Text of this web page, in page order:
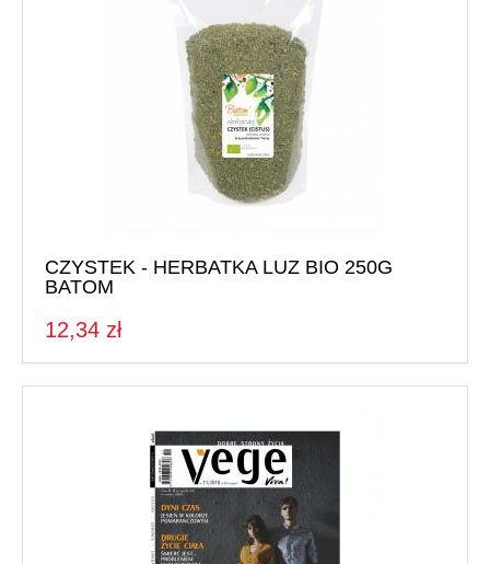
CZYSTEK - HERBATKA LUZ BIO 250G
BATOM
12,34 zł